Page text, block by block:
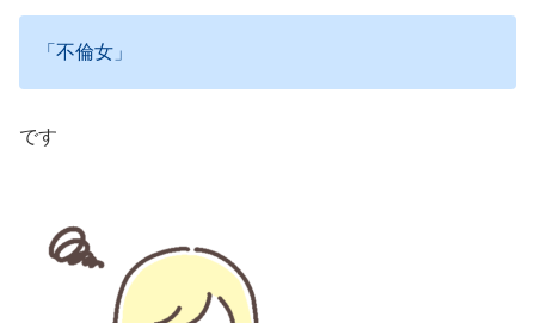
「不倫女」
です